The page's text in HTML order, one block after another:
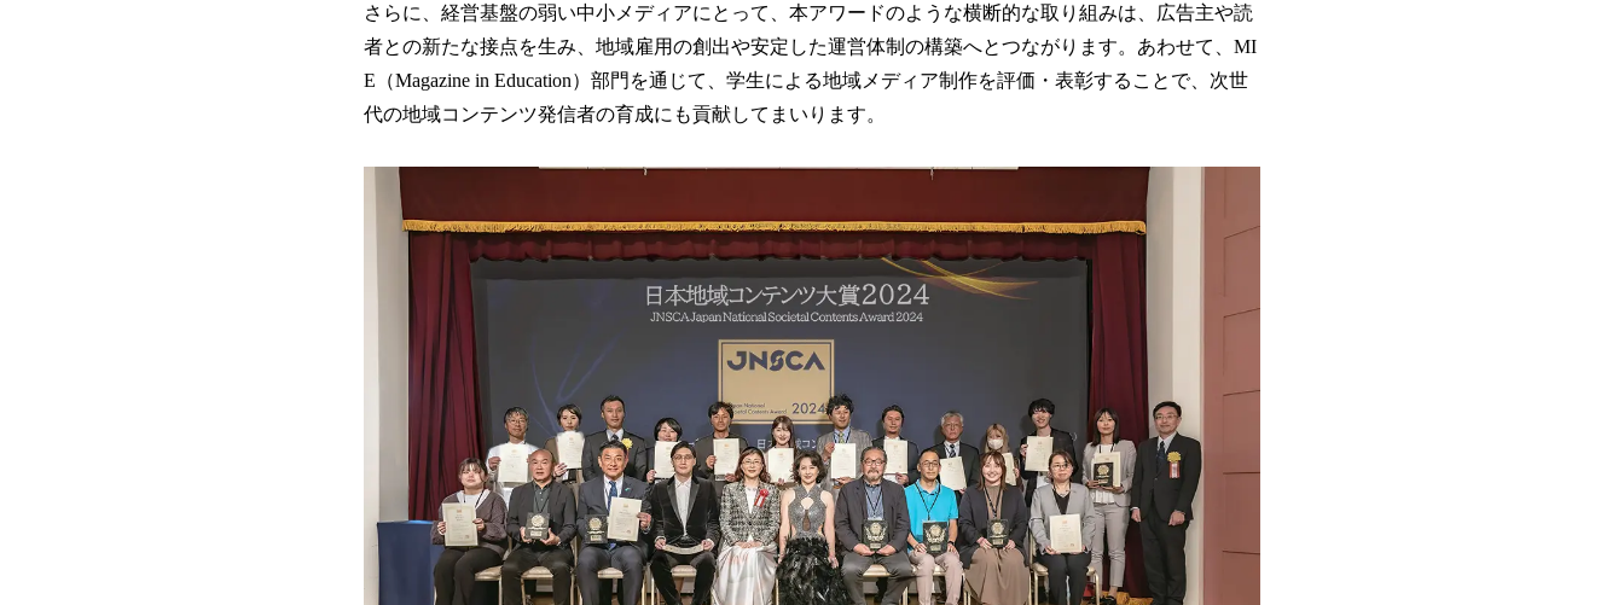
さらに、経営基盤の弱い中⼩メディアにとって、本アワードのような横断的な取り組みは、広告主や読
者との新たな接点を⽣み、地域雇⽤の創出や安定した運営体制の構築へとつながります。あわせて、MI
E（Magazine in Education）部⾨を通じて、学⽣による地域メディア制作を評価・表彰することで、次世
代の地域コンテンツ発信者の育成にも貢献してまいります。